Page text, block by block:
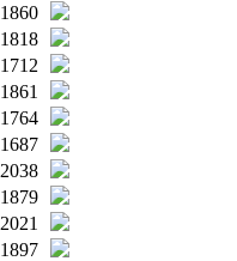
1860
1818
1712
1861
1764
1687
2038
1879
2021
1897